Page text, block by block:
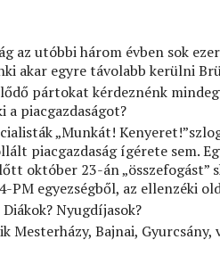
az utóbbi három évben sok
akar egyre távolabb kerülni
pártokat kérdeznénk
a piacgazdaságot?
„Munkát!
piacgazdaság ígérete sem.
október 23-án „összefogást”
PM egyezségből, az ellenzéki
Nyugdíjasok?
Mesterházy, Bajnai,